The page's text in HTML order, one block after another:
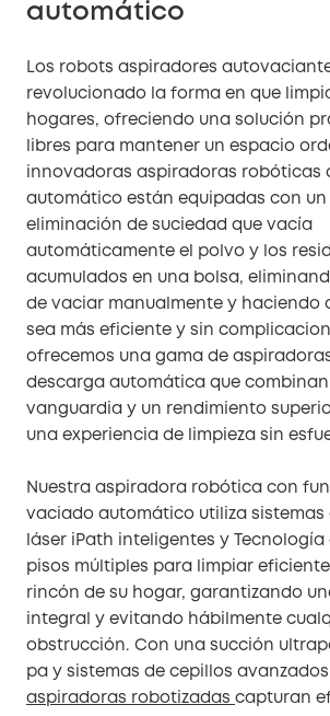
automático
Los robots aspiradores
revolucionado la forma en que
hogares, ofreciendo una solución
libres para mantener un espacio
innovadoras aspiradoras robóticas
automático están equipadas con un
eliminación de suciedad que vacía
automáticamente el polvo y los
acumulados en una bolsa,
de vaciar manualmente y haciendo
sea más eficiente y sin
ofrecemos una gama de
descarga automática que
vanguardia y un rendimiento
una experiencia de limpieza sin
Nuestra aspiradora robótica con
vaciado automático utiliza sistemas
láser iPath inteligentes y Tecnología
pisos múltiples para limpiar
rincón de su hogar, garantizando
integral y evitando hábilmente
obstrucción. Con una succión
pa y sistemas de cepillos
aspiradoras robotizadas capturan